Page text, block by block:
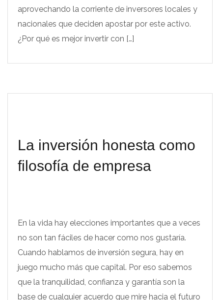
aprovechando la corriente de inversores locales y
nacionales que deciden apostar por este activo.
¿Por qué es mejor invertir con […]
La inversión honesta como
filosofía de empresa
En la vida hay elecciones importantes que a veces
no son tan fáciles de hacer como nos gustaría.
Cuando hablamos de inversión segura, hay en
juego mucho más que capital. Por eso sabemos
que la tranquilidad, confianza y garantía son la
base de cualquier acuerdo que mire hacia el futuro